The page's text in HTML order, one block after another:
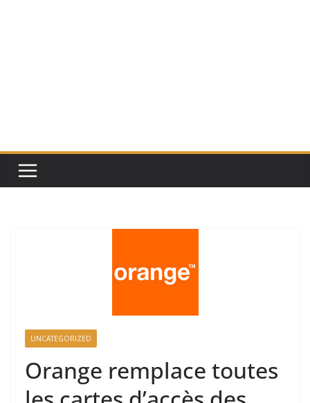
UNCATEGORIZED
Orange remplace toutes